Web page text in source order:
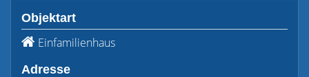
Objektart
Einfamilienhaus
Adresse